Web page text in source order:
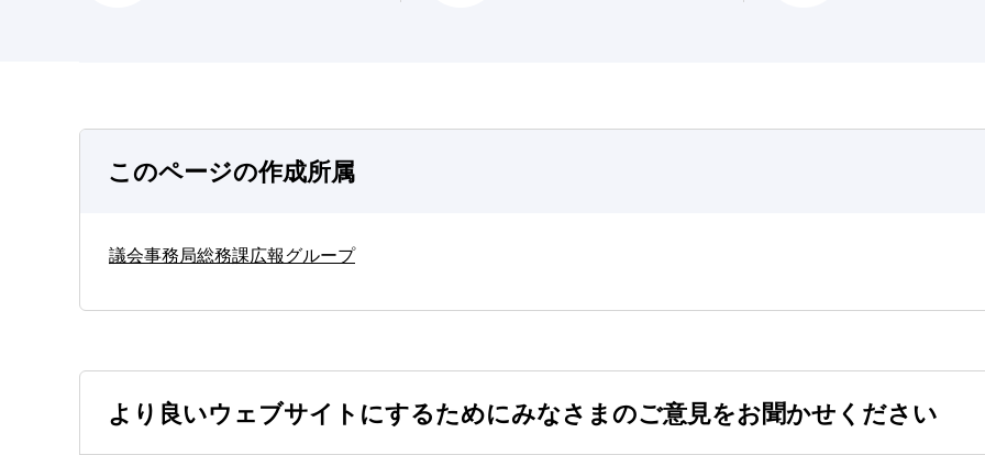
このページの作成所属
議会事務局総務課広報グループ
より良いウェブサイトにするためにみなさまのご意見をお聞かせください